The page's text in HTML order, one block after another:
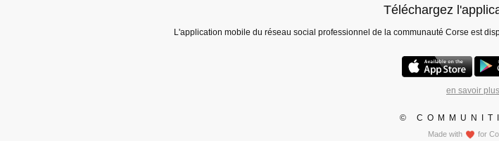
Téléchargez
L'application mobile du réseau social professionnel de la communauté Corse est
en savoir plus
©
Made with for